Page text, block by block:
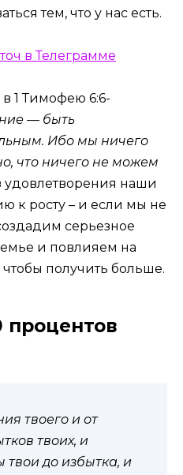
тем, что у нас есть.
1 Тимофею 6:6-
— быть
Ибо мы ничего
что ничего не можем
удовлетворения наши
к росту – и если мы не
серьезное
и повлияем на
получить больше.
процентов
твоего и от
твоих, и
до избытка, и